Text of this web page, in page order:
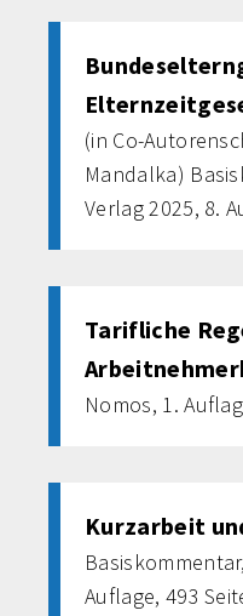
(in Co-
Mandalka)
Verlag 2025, 8.
Tarifliche
Nomos, 1.
Kurzarbeit
Auflage, 493